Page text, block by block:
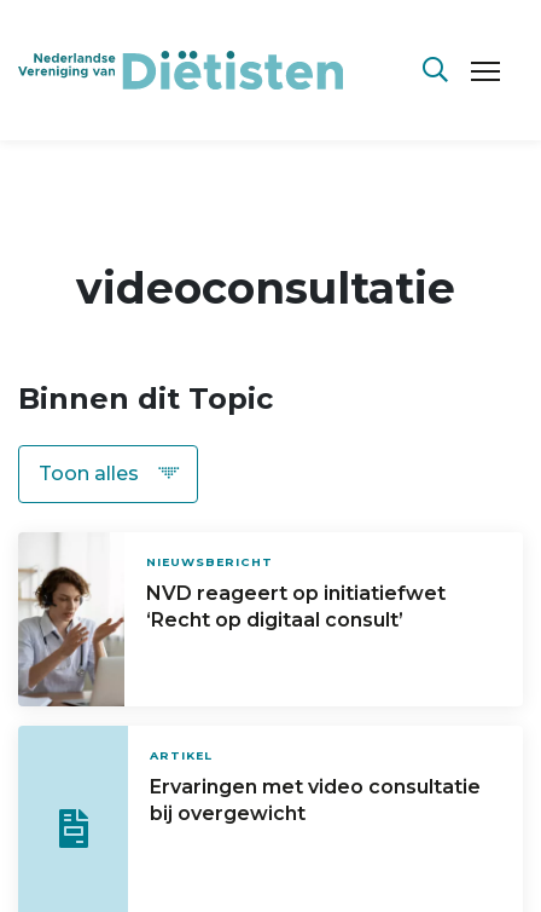
videoconsultatie
Binnen dit Topic
NIEUWSBERICHT
NVD reageert op initiatiefwet
‘Recht op digitaal consult’
ARTIKEL
Ervaringen met video­ consultatie
bij overgewicht